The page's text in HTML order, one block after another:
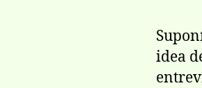
idea